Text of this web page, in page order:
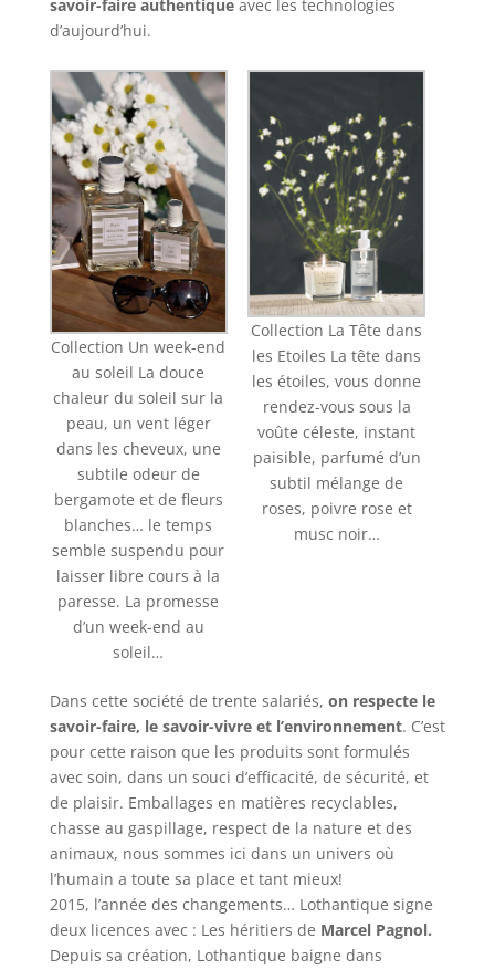
savoir-faire authentiqueavec les technologies
d’aujourd’hui.
Collection Un week-end
au soleil La douce
chaleur du soleil sur la
peau, un vent léger
dans les cheveux, une
subtile odeur de
bergamote et de fleurs
blanches… le temps
semble suspendu pour
laisser libre cours à la
paresse. La promesse
d’un week-end au
soleil…
Collection La Tête dans
les Etoiles La tête dans
les étoiles, vous donne
rendez-vous sous la
voûte céleste, instant
paisible, parfumé d’un
subtil mélange de
roses, poivre rose et
musc noir…
Dans cette société de trente salariés, on respecte le
savoir-faire, le savoir-vivre et l’environnement. C’est
pour cette raison que les produits sont formulés
avec soin, dans un souci d’efficacité, de sécurité, et
de plaisir. Emballages en matières recyclables,
chasse au gaspillage, respect de la nature et des
animaux, nous sommes ici dans un univers où
l’humain a toute sa place et tant mieux!
2015, l’année des changements… Lothantique signe
deux licences avec : Les héritiers de Marcel Pagnol.
Depuis sa création, Lothantique baigne dans